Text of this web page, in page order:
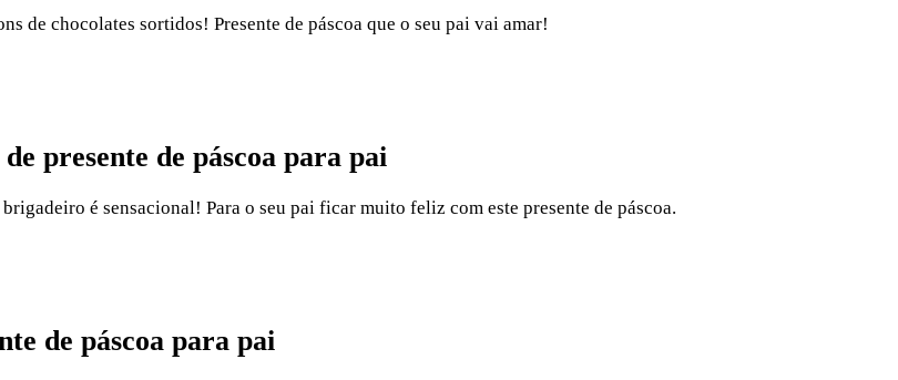
de chocolates sortidos! Presente de páscoa que o seu pai vai amar!
presente de páscoa para pai
é sensacional! Para o seu pai ficar muito feliz com este presente de páscoa.
de páscoa para pai